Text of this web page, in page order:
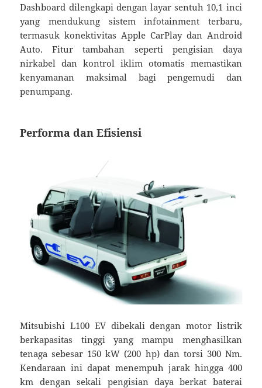
Dashboard dilengkapi dengan layar sentuh 10,1 inci
yang mendukung sistem infotainment terbaru,
termasuk konektivitas Apple CarPlay dan Android
Auto. Fitur tambahan seperti pengisian daya
nirkabel dan kontrol iklim otomatis memastikan
kenyamanan maksimal bagi pengemudi dan
penumpang.
Performa dan Efisiensi
Mitsubishi L100 EV dibekali dengan motor listrik
berkapasitas tinggi yang mampu menghasilkan
tenaga sebesar 150 kW (200 hp) dan torsi 300 Nm.
Kendaraan ini dapat menempuh jarak hingga 400
km dengan sekali pengisian daya berkat baterai